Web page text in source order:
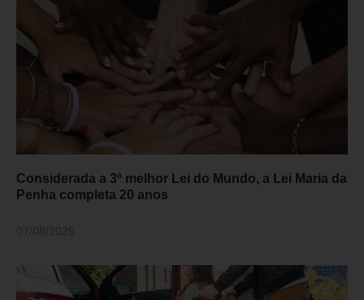
Considerada a 3ª melhor Lei do Mundo, a Lei Maria da
Penha completa 20 anos